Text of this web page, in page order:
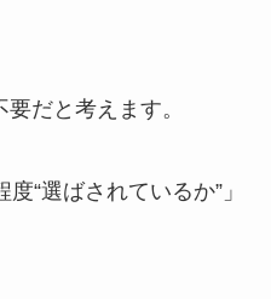
だと考えます。
“選ばされているか”」